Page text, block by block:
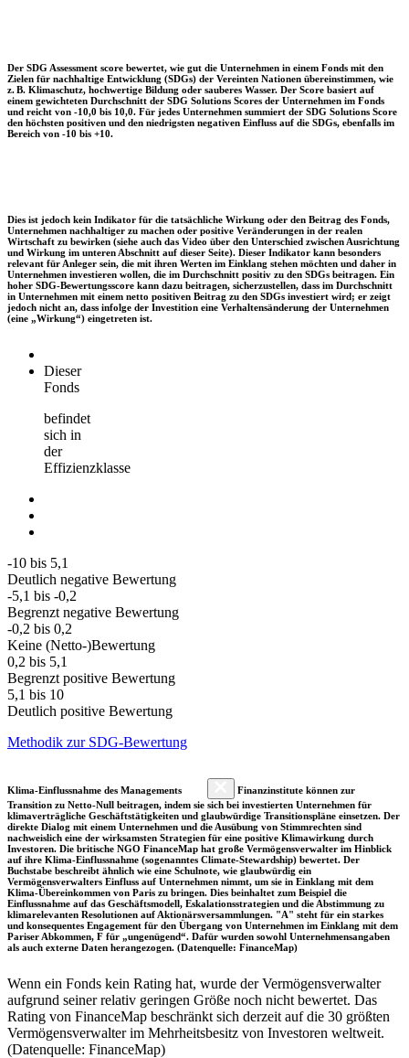
Der SDG Assessment score bewertet, wie gut die Unternehmen in einem Fonds mit den
Zielen für nachhaltige Entwicklung (SDGs) der Vereinten Nationen übereinstimmen, wie
z. B. Klimaschutz, hochwertige Bildung oder sauberes Wasser. Der Score basiert auf
einem gewichteten Durchschnitt der SDG Solutions Scores der Unternehmen im Fonds
und reicht von -10,0 bis 10,0. Für jedes Unternehmen summiert der SDG Solutions Score
den höchsten positiven und den niedrigsten negativen Einfluss auf die SDGs, ebenfalls im
Bereich von -10 bis +10.
Dies ist jedoch kein Indikator für die tatsächliche Wirkung oder den Beitrag des Fonds,
Unternehmen nachhaltiger zu machen oder positive Veränderungen in der realen
Wirtschaft zu bewirken (siehe auch das Video über den Unterschied zwischen Ausrichtung
und Wirkung im unteren Abschnitt auf dieser Seite). Dieser Indikator kann besonders
relevant für Anleger sein, die mit ihren Werten im Einklang stehen möchten und daher in
Unternehmen investieren wollen, die im Durchschnitt positiv zu den SDGs beitragen. Ein
hoher SDG-Bewertungsscore kann dazu beitragen, sicherzustellen, dass im Durchschnitt
in Unternehmen mit einem netto positiven Beitrag zu den SDGs investiert wird; er zeigt
jedoch nicht an, dass infolge der Investition eine Verhaltensänderung der Unternehmen
(eine „Wirkung“) eingetreten ist.
Dieser
Fonds
befindet
sich in
der
Effizienzklasse
-10 bis 5,1
Deutlich negative Bewertung
-5,1 bis -0,2
Begrenzt negative Bewertung
-0,2 bis 0,2
Keine (Netto-)Bewertung
0,2 bis 5,1
Begrenzt positive Bewertung
5,1 bis 10
Deutlich positive Bewertung
Methodik zur SDG-Bewertung
Klima-Einflussnahme des Managements
Finanzinstitute können zur
Transition zu Netto-Null beitragen, indem sie sich bei investierten Unternehmen für
klimaverträgliche Geschäftstätigkeiten und glaubwürdige Transitionspläne einsetzen. Der
direkte Dialog mit einem Unternehmen und die Ausübung von Stimmrechten sind
nachweislich eine der wirksamsten Strategien für eine positive Klimawirkung durch
Investoren. Die britische NGO FinanceMap hat große Vermögensverwalter im Hinblick
auf ihre Klima-Einflussnahme (sogenanntes Climate-Stewardship) bewertet. Der
Buchstabe beschreibt ähnlich wie eine Schulnote, wie glaubwürdig ein
Vermögensverwalters Einfluss auf Unternehmen nimmt, um sie in Einklang mit dem
Klima-Übereinkommen von Paris zu bringen. Dies beinhaltet zum Beispiel die
Einflussnahme auf das Geschäftsmodell, Eskalationsstrategien und die Abstimmung zu
klimarelevanten Resolutionen auf Aktionärsversammlungen. "A" steht für ein starkes
und konsequentes Engagement für den Übergang von Unternehmen im Einklang mit dem
Pariser Abkommen, F für „ungenügend“. Dafür wurden sowohl Unternehmensangaben
als auch externe Daten herangezogen. (Datenquelle: FinanceMap)
Wenn ein Fonds kein Rating hat, wurde der Vermögensverwalter
aufgrund seiner relativ geringen Größe noch nicht bewertet. Das
Rating von FinanceMap beschränkt sich derzeit auf die 30 größten
Vermögensverwalter im Mehrheitsbesitz von Investoren weltweit.
(Datenquelle: FinanceMap)